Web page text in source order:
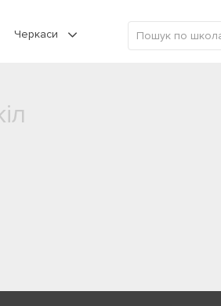
Черкаси